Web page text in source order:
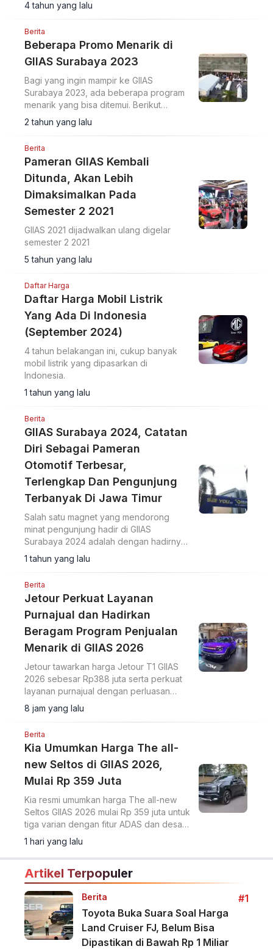
dengan email.
4 tahun yang lalu
Berita
Beberapa Promo Menarik di
GIIAS Surabaya 2023
Bagi yang ingin mampir ke GIIAS
Surabaya 2023, ada beberapa program
menarik yang bisa ditemui. Berikut
detailnya
2 tahun yang lalu
Berita
Pameran GIIAS Kembali
Ditunda, Akan Lebih
Dimaksimalkan Pada
Semester 2 2021
GIIAS 2021 dijadwalkan ulang digelar
semester 2 2021
5 tahun yang lalu
Daftar Harga
Daftar Harga Mobil Listrik
Yang Ada Di Indonesia
(September 2024)
4 tahun belakangan ini, cukup banyak
mobil listrik yang dipasarkan di
Indonesia.
1 tahun yang lalu
Berita
GIIAS Surabaya 2024, Catatan
Diri Sebagai Pameran
Otomotif Terbesar,
Terlengkap Dan Pengunjung
Terbanyak Di Jawa Timur
Salah satu magnet yang mendorong
minat pengunjung hadir di GIIAS
Surabaya 2024 adalah dengan hadirnya
area test drive dan test ride yang
terbesar dari penyelenggaraan
1 tahun yang lalu
Berita
Jetour Perkuat Layanan
Purnajual dan Hadirkan
Beragam Program Penjualan
Menarik di GIIAS 2026
Jetour tawarkan harga Jetour T1 GIIAS
2026 sebesar Rp388 juta serta perkuat
layanan purnajual dengan perluasan
jaringan dealer hingga 40 showroom di
GIIAS 2026.
8 jam yang lalu
Berita
Kia Umumkan Harga The all-
new Seltos di GIIAS 2026,
Mulai Rp 359 Juta
Kia resmi umumkan harga The all-new
Seltos GIIAS 2026 mulai Rp 359 juta untuk
tiga varian dengan fitur ADAS dan desain
Opposites United.
1 hari yang lalu
Artikel Terpopuler
Berita
#1
Toyota Buka Suara Soal Harga
Land Cruiser FJ, Belum Bisa
Dipastikan di Bawah Rp 1 Miliar